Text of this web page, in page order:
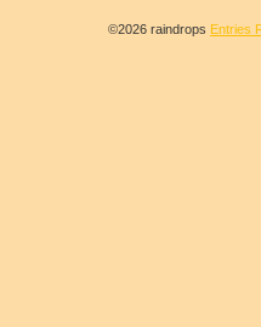
©2026 raindrops Entries